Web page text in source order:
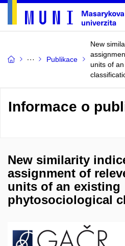
Publikace
New
units of
Informace o
New similarity
assignment of
units of an existing
phytosociological